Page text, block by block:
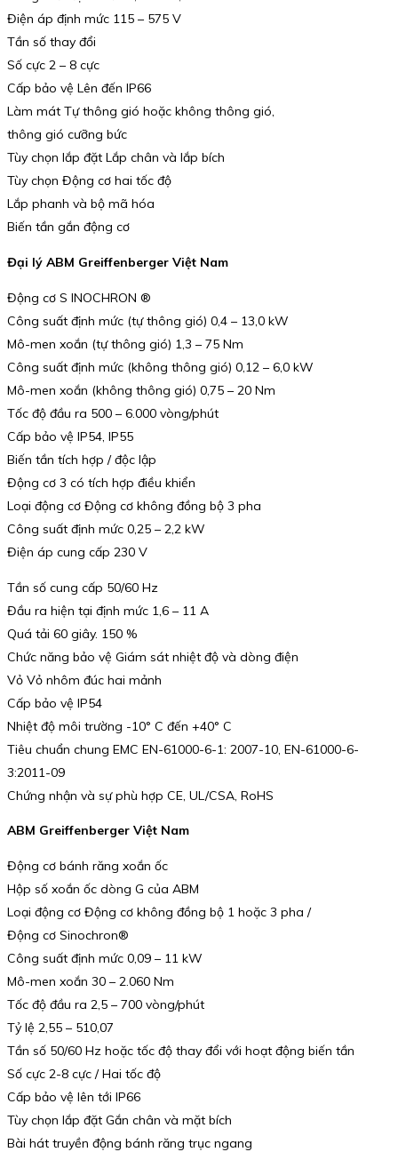
Điện áp định mức 115 – 575 V
Tần số thay đổi
Số cực 2 – 8 cực
Cấp bảo vệ Lên đến IP66
Làm mát Tự thông gió hoặc không thông gió,
thông gió cưỡng bức
Tùy chọn lắp đặt Lắp chân và lắp bích
Tùy chọn Động cơ hai tốc độ
Lắp phanh và bộ mã hóa
Biến tần gắn động cơ
Đại lý ABM Greiffenberger Việt Nam
Động cơ S INOCHRON ®
Công suất định mức (tự thông gió) 0,4 – 13,0 kW
Mô-men xoắn (tự thông gió) 1,3 – 75 Nm
Công suất định mức (không thông gió) 0,12 – 6,0 kW
Mô-men xoắn (không thông gió) 0,75 – 20 Nm
Tốc độ đầu ra 500 – 6.000 vòng/phút
Cấp bảo vệ IP54, IP55
Biến tần tích hợp / độc lập
Động cơ 3 có tích hợp điều khiển
Loại động cơ Động cơ không đồng bộ 3 pha
Công suất định mức 0,25 – 2,2 kW
Điện áp cung cấp 230 V
Tần số cung cấp 50/60 Hz
Đầu ra hiện tại định mức 1,6 – 11 A
Quá tải 60 giây. 150 %
Chức năng bảo vệ Giám sát nhiệt độ và dòng điện
Vỏ Vỏ nhôm đúc hai mảnh
Cấp bảo vệ IP54
Nhiệt độ môi trường -10° C đến +40° C
Tiêu chuẩn chung EMC EN-61000-6-1: 2007-10, EN-61000-6-
3:2011-09
Chứng nhận và sự phù hợp CE, UL/CSA, RoHS
ABM Greiffenberger Việt Nam
Động cơ bánh răng xoắn ốc
Hộp số xoắn ốc dòng G của ABM
Loại động cơ Động cơ không đồng bộ 1 hoặc 3 pha /
Động cơ Sinochron®
Công suất định mức 0,09 – 11 kW
Mô-men xoắn 30 – 2.060 Nm
Tốc độ đầu ra 2,5 – 700 vòng/phút
Tỷ lệ 2,55 – 510,07
Tần số 50/60 Hz hoặc tốc độ thay đổi với hoạt động biến tần
Số cực 2-8 cực / Hai tốc độ
Cấp bảo vệ lên tới IP66
Tùy chọn lắp đặt Gắn chân và mặt bích
Bài hát truyền động bánh răng trục ngang